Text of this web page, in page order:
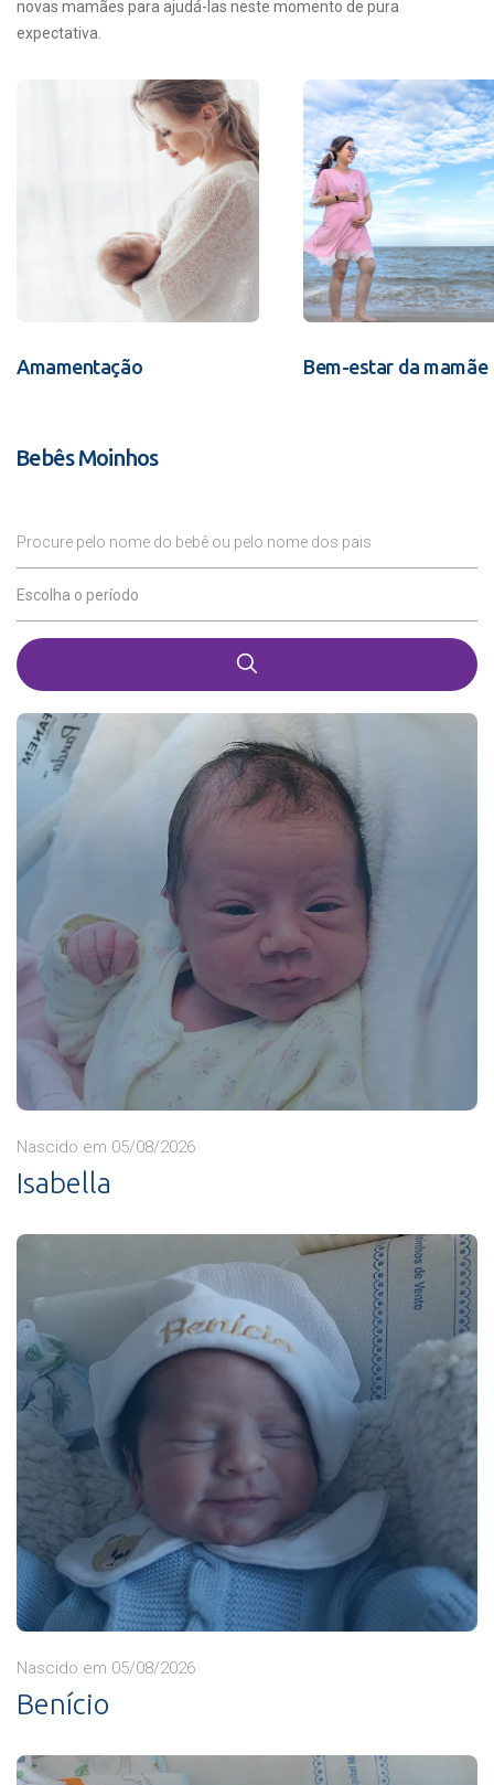
novas mamães para ajudá-las neste momento de pura
expectativa.
Amamentação Bem-estar da mamãe
Bebês Moinhos
Procure pelo nome do bebê ou pelo nome dos pais
Escolha o período
Nascido em 05/08/2026
Isabella
Nascido em 05/08/2026
Benício